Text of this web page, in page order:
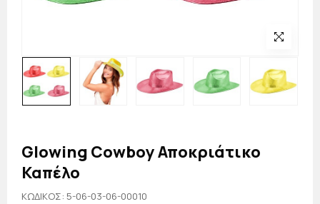
Glowing Cowboy Αποκριάτικο
Καπέλο
KΩΔΙΚΟΣ: 5-06-03-06-00010